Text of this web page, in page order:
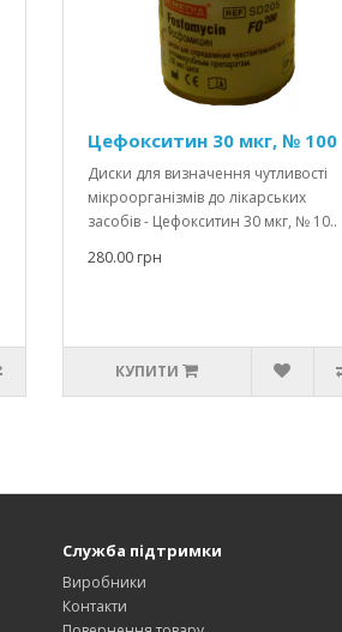
Цефокситин 30 мкг, № 100
Диски для визначення чутливості
мікроорганізмів до лікарських
засобів - Цефокситин 30 мкг, № 10..
280.00 грн
КУПИТИ
Служба підтримки
Виробники
Контакти